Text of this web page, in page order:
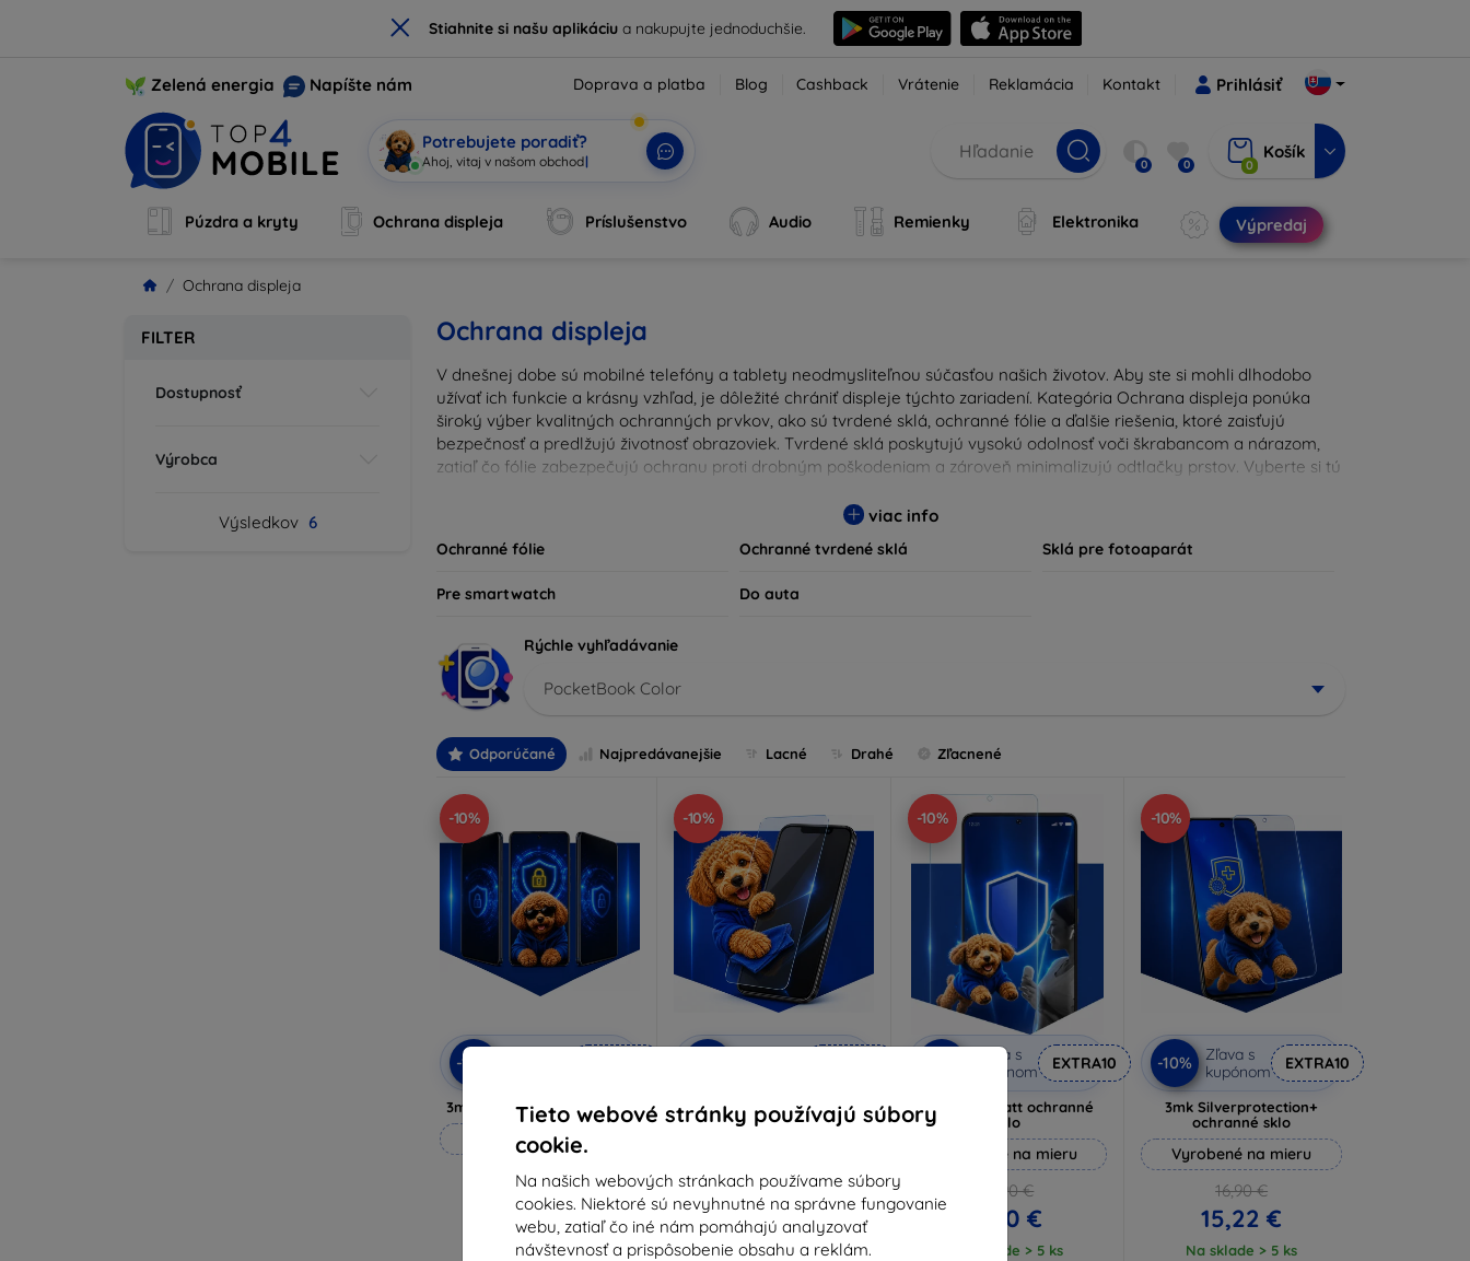
× Stiahnite si našu aplikáciua nakupujte jednoduchšie.
Tieto webové stránky používajú súbory
cookie.
Na našich webových stránkach používame súbory
cookies. Niektoré sú nevyhnutné na správne fungovanie
webu, zatiaľ čo iné nám pomáhajú analyzovať
návštevnosť a prispôsobenie obsahu a reklám.
Zelená energia Napíšte nám Doprava a platba Blog Cashback Vrátenie Reklamácia Kontakt Prihlásiť
Potrebujete poradiť?
So| 0 0 0
Košík
Púzdra a kryty Ochrana displeja Príslušenstvo Audio Remienky Elektronika Výpredaj
Ochrana displeja
FILTER
Dostupnosť
Výrobca
Výsledkov 6
Ochrana displeja
V dnešnej dobe sú mobilné telefóny a tablety neodmysliteľnou súčasťou našich životov. Aby ste si mohli dlhodobo
užívať ich funkcie a krásny vzhľad, je dôležité chrániť displeje týchto zariadení. Kategória Ochrana displeja ponúka
široký výber kvalitných ochranných prvkov, ako sú tvrdené sklá, ochranné fólie a ďalšie riešenia, ktoré zaisťujú
bezpečnosť a predlžujú životnosť obrazoviek. Tvrdené sklá poskytujú vysokú odolnosť voči škrabancom a nárazom,
zatiaľ čo fólie zabezpečujú ochranu proti drobným poškodeniam a zároveň minimalizujú odtlačky prstov. Vyberte si tú
produkty kompatibilné s rôznymi značkami a modelmi, čím zaručujeme, že každý zákazník nájde ideálnu ochranu pre
viac info
Ochranné fólie Ochranné tvrdené sklá Sklá pre fotoaparát
Pre smartwatch Do auta
Rýchle vyhľadávanie
PocketBook Color
Odporúčané Najpredávanejšie Lacné Drahé Zľacnené
-10%
-10%
3mk Privacy ochranné sklo
Vyrobené na mieru
18,91 €
17,01 €
Na sklade 3 ks
-10%
3mk Anti-Shock ochranné
sklo
14,90 €
13,41 €
Na sklade > 5 ks
-10%
Zľava s
kupónom
EXTRA10
3mk Pure Matt ochranné
sklo
Vyrobené na mieru
10,90 €
9,80 €
Na sklade > 5 ks
-10%
-10%
Zľava s
kupónom
EXTRA10
3mk Silverprotection+
ochranné sklo
Vyrobené na mieru
16,90 €
15,22 €
Na sklade > 5 ks